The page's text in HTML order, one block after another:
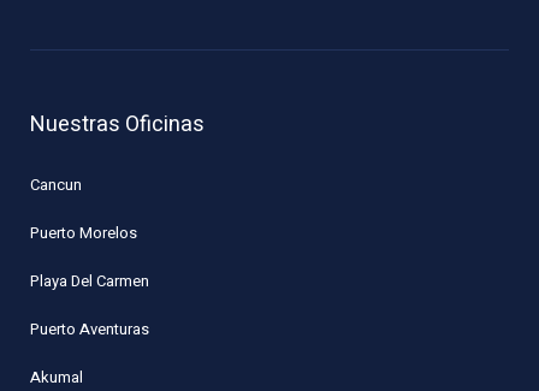
Nuestras Oficinas
Cancun
Puerto Morelos
Playa Del Carmen
Puerto Aventuras
Akumal